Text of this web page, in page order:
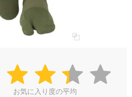
お気に入り度の平均